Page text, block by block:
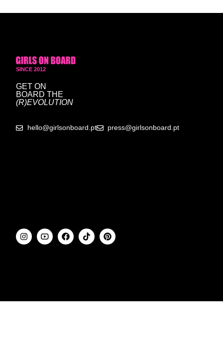
SINCE 2012
GET ON
BOARD THE
(R)EVOLUTION
hello@girlsonboard.pt press@girlsonboard.pt